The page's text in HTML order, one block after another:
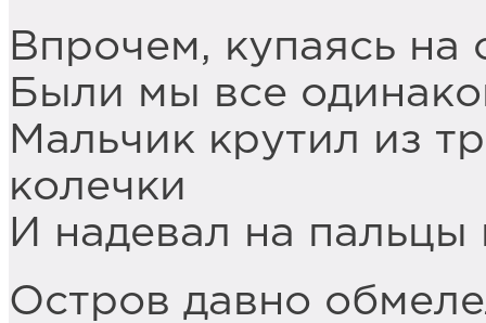
Впрочем, купаясь на
Были мы все
Мальчик крутил из
колечки
И надевал на
Остров давно